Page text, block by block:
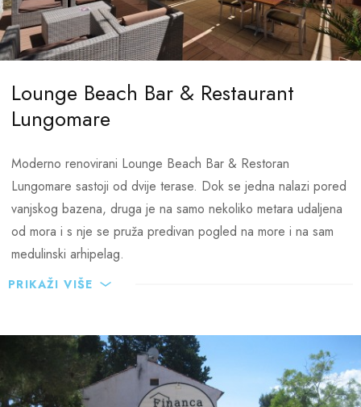
Lounge Beach Bar & Restaurant
Lungomare
Moderno renovirani Lounge Beach Bar & Restoran
Lungomare sastoji od dvije terase. Dok se jedna nalazi pored
vanjskog bazena, druga je na samo nekoliko metara udaljena
od mora i s nje se pruža predivan pogled na more i na sam
medulinski arhipelag.
internacionalnim kuhinjama.
Radno vrijeme:
PRIKAŽI VIŠE